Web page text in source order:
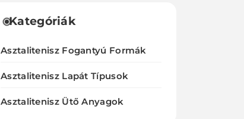
Kategóriák
Asztalitenisz Fogantyú Formák
Asztalitenisz Lapát Típusok
Asztalitenisz Ütő Anyagok